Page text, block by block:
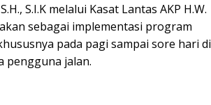
S.I.K melalui Kasat Lantas AKP H.W.
sebagai implementasi program
pada pagi sampai sore hari di
pengguna jalan.